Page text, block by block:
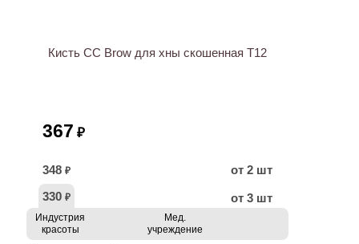
Кисть CC Brow для хны скошенная T12
367 ₽
348 ₽
от 2 шт
330 ₽ от 3 шт
Индустрия
красоты
Мед.
учреждение